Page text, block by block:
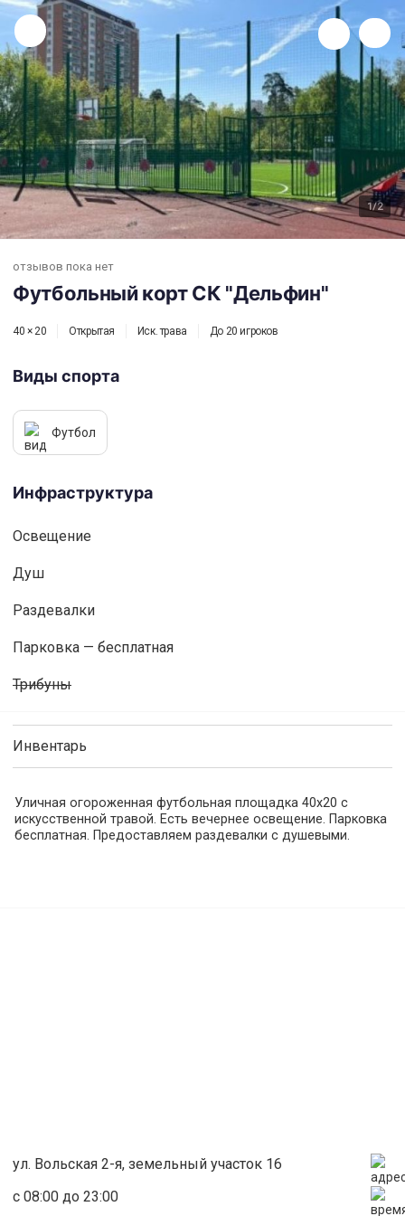
1/2
Футбольный корт CК "Дельфин"
отзывов пока нет
Футбольный корт CК "Дельфин"
40 × 20 Открытая Иск. трава До 20 игроков
Виды спорта
Футбол
Инфраструктура
Освещениe
Душ
Раздевалки
Парковка — бесплатная
Трибуны
Инвентарь
Уличная огороженная футбольная площадка 40х20 с
искусственной травой. Есть вечернее освещение. Парковка
бесплатная. Предоставляем раздевалки с душевыми.
ул. Вольская 2-я, земельный участок 16
с 08:00 до 23:00